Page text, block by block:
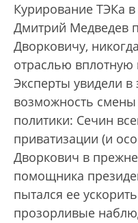
Курирование ТЭКа
Дмитрий Медведев
Дворковичу,
отраслью
Эксперты увидели
возможность
политики: Сечин
приватизации (и
Дворкович в
помощника
пытался ее
прозорливые